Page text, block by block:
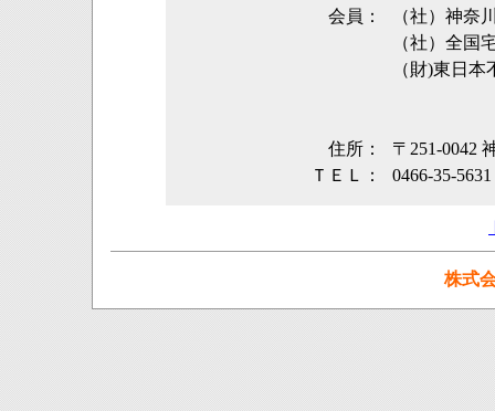
会員：
（社）神奈
（社）全国
（財)東日
住所：
〒251-0042
ＴＥＬ：
0466-35-5631
株式